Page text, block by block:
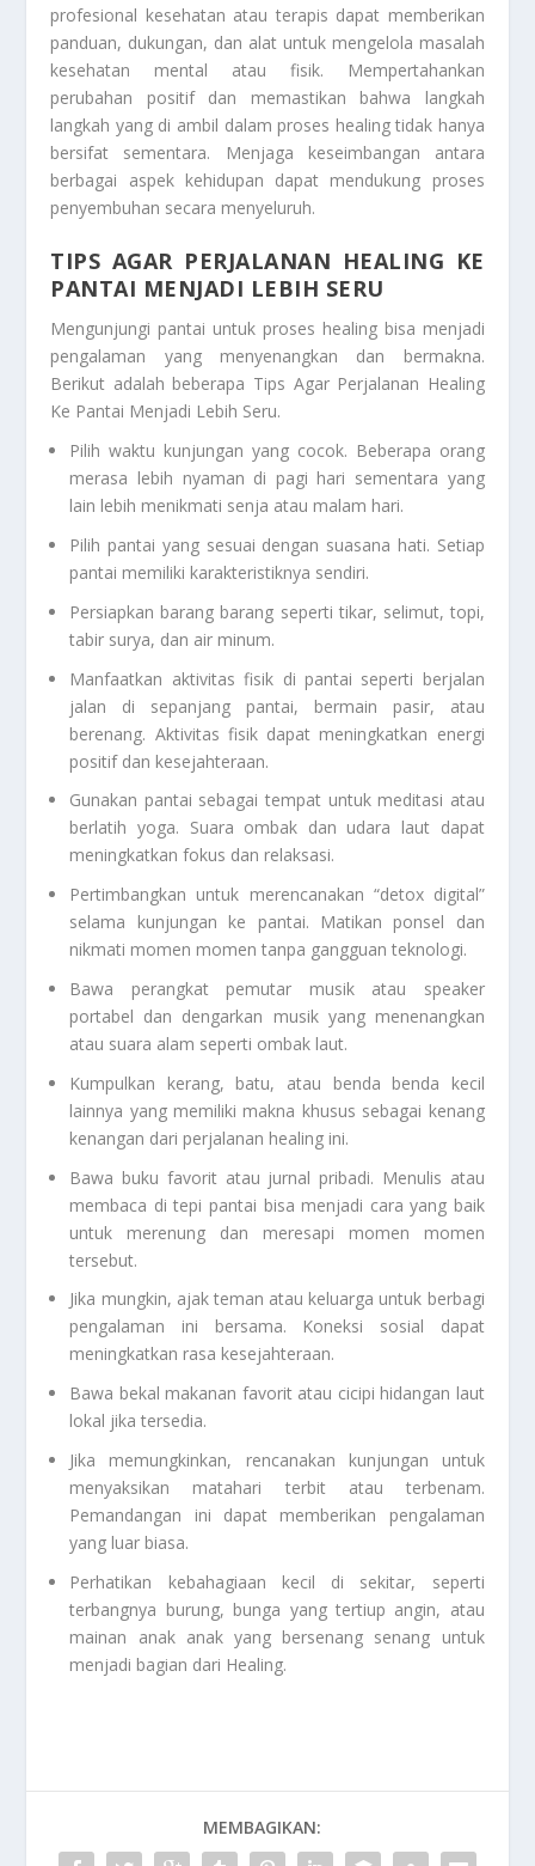
profesional kesehatan atau terapis dapat memberikan
panduan, dukungan, dan alat untuk mengelola masalah
kesehatan mental atau fisik. Mempertahankan
perubahan positif dan memastikan bahwa langkah
langkah yang di ambil dalam proses healing tidak hanya
bersifat sementara. Menjaga keseimbangan antara
berbagai aspek kehidupan dapat mendukung proses
penyembuhan secara menyeluruh.
TIPS AGAR PERJALANAN HEALING KE
PANTAI MENJADI LEBIH SERU
Mengunjungi pantai untuk proses healing bisa menjadi
pengalaman yang menyenangkan dan bermakna.
Berikut adalah beberapa Tips Agar Perjalanan Healing
Ke Pantai Menjadi Lebih Seru.
Pilih waktu kunjungan yang cocok. Beberapa orang
merasa lebih nyaman di pagi hari sementara yang
lain lebih menikmati senja atau malam hari.
Pilih pantai yang sesuai dengan suasana hati. Setiap
pantai memiliki karakteristiknya sendiri.
Persiapkan barang barang seperti tikar, selimut, topi,
tabir surya, dan air minum.
Manfaatkan aktivitas fisik di pantai seperti berjalan
jalan di sepanjang pantai, bermain pasir, atau
berenang. Aktivitas fisik dapat meningkatkan energi
positif dan kesejahteraan.
Gunakan pantai sebagai tempat untuk meditasi atau
berlatih yoga. Suara ombak dan udara laut dapat
meningkatkan fokus dan relaksasi.
Pertimbangkan untuk merencanakan “detox digital”
selama kunjungan ke pantai. Matikan ponsel dan
nikmati momen momen tanpa gangguan teknologi.
Bawa perangkat pemutar musik atau speaker
portabel dan dengarkan musik yang menenangkan
atau suara alam seperti ombak laut.
Kumpulkan kerang, batu, atau benda benda kecil
lainnya yang memiliki makna khusus sebagai kenang
kenangan dari perjalanan healing ini.
Bawa buku favorit atau jurnal pribadi. Menulis atau
membaca di tepi pantai bisa menjadi cara yang baik
untuk merenung dan meresapi momen momen
tersebut.
Jika mungkin, ajak teman atau keluarga untuk berbagi
pengalaman ini bersama. Koneksi sosial dapat
meningkatkan rasa kesejahteraan.
Bawa bekal makanan favorit atau cicipi hidangan laut
lokal jika tersedia.
Jika memungkinkan, rencanakan kunjungan untuk
menyaksikan matahari terbit atau terbenam.
Pemandangan ini dapat memberikan pengalaman
yang luar biasa.
Perhatikan kebahagiaan kecil di sekitar, seperti
terbangnya burung, bunga yang tertiup angin, atau
mainan anak anak yang bersenang senang untuk
menjadi bagian dari Healing.
MEMBAGIKAN: